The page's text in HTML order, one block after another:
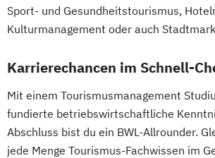
Sport- und Gesundheitstourismus,
Kulturmanagement oder auch
Karrierechancen im Schnell-
Mit einem Tourismusmanagement
fundierte betriebswirtschaftliche
Abschluss bist du ein BWL-Allrounder.
jede Menge Tourismus-Fachwissen im